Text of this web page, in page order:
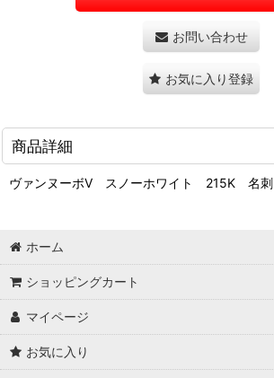
お問い合わせ
お気に入り登録
商品詳細
ヴァンヌーボV スノーホワイト 215K 名刺
ホーム
ショッピングカート
マイページ
お気に入り